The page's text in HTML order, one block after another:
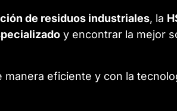
de residuos industriales, la
y encontrar la mejor
eficiente y con la